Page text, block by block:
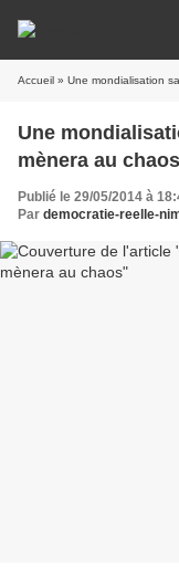
Accueil » Une mondialisation
Une
mènera au chaos
Publié le 29/05/2014 à
Par democratie-reelle-